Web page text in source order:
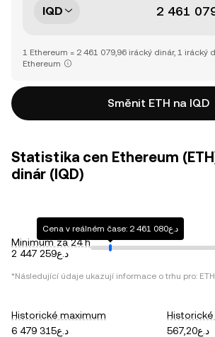
IQD
1 Ethereum = 2 461 079,96 irácký dinár, 1 irácký
Ethereum
Směnit ETH na IQD
Statistika cen Ethereum
dinár (IQD)
Minimum za 24 h
د.ع2 447 259
Cena v reálném čase: د.ع2 461 080
*Následující údaje ukazují informace o trhu pro: ETH
Historické maximum
د.ع6 479 315
د.ع567,20